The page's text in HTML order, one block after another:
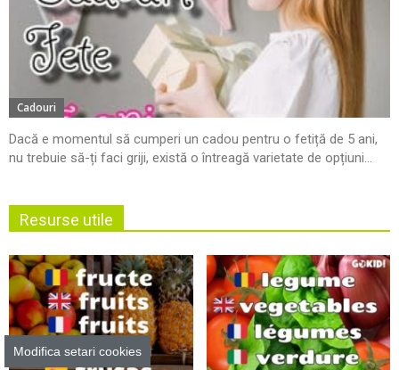
Cadouri
Dacă e momentul să cumperi un cadou pentru o fetiță de 5 ani,
nu trebuie să-ți faci griji, există o întreagă varietate de opțiuni...
Resurse utile
Modifica setari cookies